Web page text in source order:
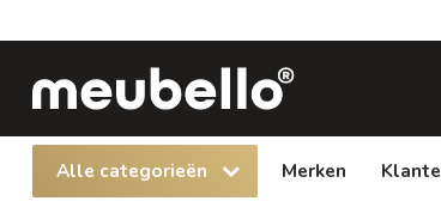
Alle categorieën Merken